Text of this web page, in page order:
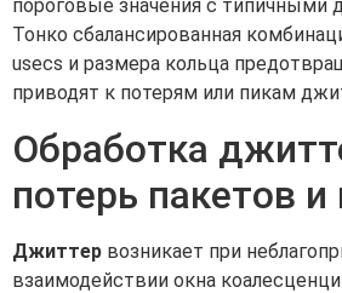
пороговые значения с типичными
Тонко сбалансированная
usecs и размера кольца
приводят к потерям или пикам
Обработка
потерь пакетов и
Джиттер возникает при
взаимодействии окна